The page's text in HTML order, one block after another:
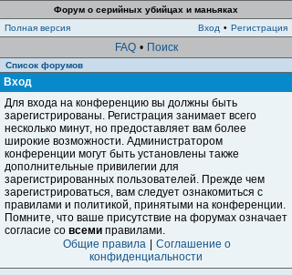
Форум о серийных убийцах и маньяках
Полная версия
Вход • Регистрация
FAQ • Поиск
Список форумов
Вход
Для входа на конференцию вы должны быть
зарегистрированы. Регистрация занимает всего
несколько минут, но предоставляет вам более
широкие возможности. Администратором
конференции могут быть установлены также
дополнительные привилегии для
зарегистрированных пользователей. Прежде чем
зарегистрироваться, вам следует ознакомиться с
правилами и политикой, принятыми на конференции.
Помните, что ваше присутствие на форумах означает
согласие со всеми правилами.
Общие правила
Соглашение о
конфиденциальности